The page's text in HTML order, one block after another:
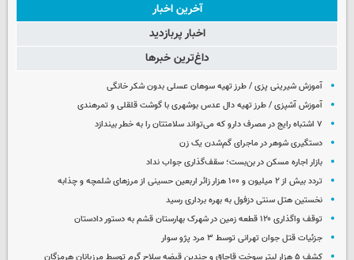
آخرین اخبار
اخبار پربازدید
داغ‌ترین خبرها
آموزش شیرینی پزی / طرز تهیه سوهان عسلی بدون شکر خانگی
آموزش آشپزی / طرز تهیه دال عدس بوشهری با گوشت قلقلی و تمرهندی
۷ اشتباه رایج در مصرف دارو که می‌تواند سلامتتان را به خطر بیندازد
دستگیری شوهر در ماجرای گم‌شدن یک زن
بازار اجاره مسکن در بن‌بست؛ سقف‌گذاری جواب نداد
تردد بیش از ۲ میلیون و ۱۰۰ هزار زائر اربعین حسینی از مرزهای شلمچه و چذابه
نخستین هتل سنتی دزفول به بهره برداری رسید
توقف واگذاری ۱۲۰ قطعه زمین در شهرک بهارستان قشم به دستور دادستان
جزئیات قتل جوان تهرانی توسط ۳ مرد پژو سوار